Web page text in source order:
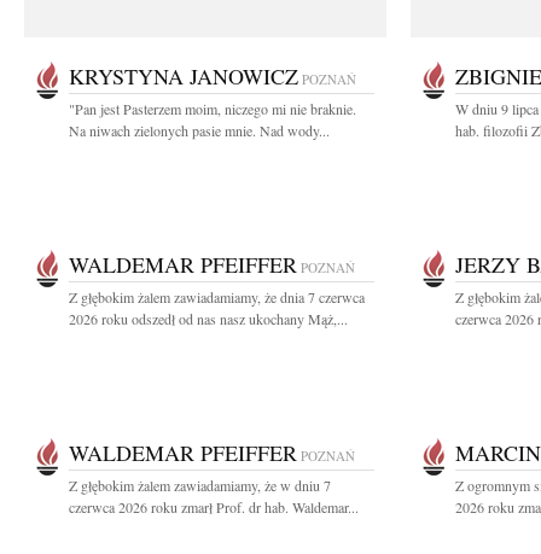
KRYSTYNA JANOWICZ POZNAŃ
"Pan jest Pasterzem moim, niczego mi nie braknie.
Na niwach zielonych pasie mnie. Nad wody...
W dniu 9
hab. filozofii
WALDEMAR PFEIFFER POZNAŃ
Z głębokim żalem zawiadamiamy, że dnia 7 czerwca
2026 roku odszedł od nas nasz ukochany Mąż,...
JERZY
Z głębokim
czerwca 2026
WALDEMAR PFEIFFER POZNAŃ
Z głębokim żalem zawiadamiamy, że w dniu 7
czerwca 2026 roku zmarł Prof. dr hab. Waldemar...
Z ogromnym
2026 roku